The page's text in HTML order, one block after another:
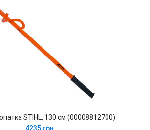
STIHL, 130 см (00008812700)
4235 грн.